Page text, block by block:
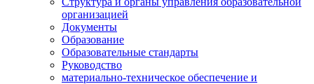
организацией
Документы
Образование
Образовательные стандарты
Руководство
материально-техническое обеспечение и